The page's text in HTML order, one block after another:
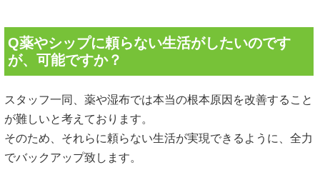
Q薬やシップに頼らない生活がしたいのです
が、可能ですか？
スタッフ一同、薬や湿布では本当の根本原因を改善すること
が難しいと考えております。
そのため、それらに頼らない生活が実現できるように、全力
でバックアップ致します。